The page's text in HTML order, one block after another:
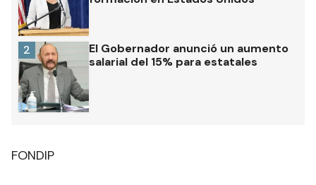
El Gobernador anunció un aumento
salarial del 15% para estatales
2
FONDIP